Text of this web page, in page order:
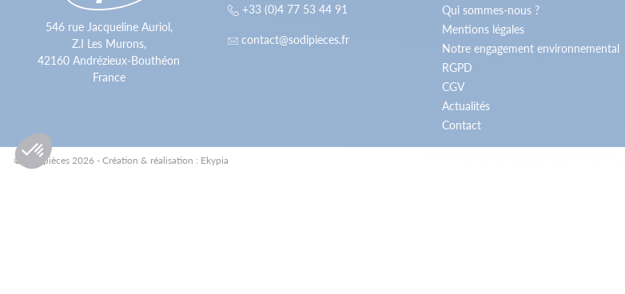
546 rue Jacqueline Auriol,
Z.I Les Murons,
42160 Andrézieux-Bouthéon
France
+33 (0)4 77 53 44 91
contact@sodipieces.fr
Qui sommes-nous ?
Mentions légales
Notre engagement environnemental
RGPD
CGV
Actualités
Contact
© Sodipièces 2026 - Création & réalisation : Ekypia